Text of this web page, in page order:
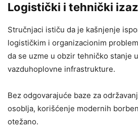
Logistički i tehnički
Stručnjaci ističu da je kašnjenje
logističkim i organizacionim
da se uzme u obzir tehničko stanje
vazduhoplovne infrastrukture.
Bez odgovarajuće baze za
osoblja, korišćenje modernih
otežano.